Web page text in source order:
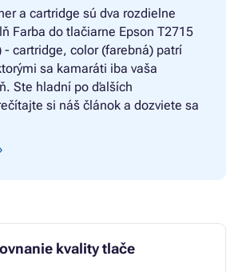
a cartridge sú dva rozdielne
Farba do tlačiarne Epson T2715
- cartridge, color (farebná) patrí
sa kamaráti iba vaša
Ste hladní po ďalších
si náš článok a dozviete sa
kvality tlače